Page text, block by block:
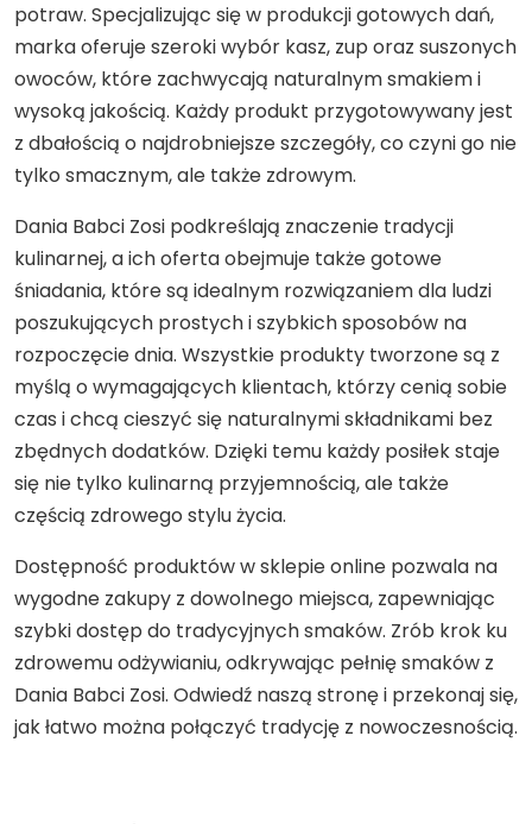
potraw. Specjalizując się w produkcji gotowych dań,
marka oferuje szeroki wybór kasz, zup oraz suszonych
owoców, które zachwycają naturalnym smakiem i
wysoką jakością. Każdy produkt przygotowywany jest
z dbałością o najdrobniejsze szczegóły, co czyni go nie
tylko smacznym, ale także zdrowym.
Dania Babci Zosi podkreślają znaczenie tradycji
kulinarnej, a ich oferta obejmuje także gotowe
śniadania, które są idealnym rozwiązaniem dla ludzi
poszukujących prostych i szybkich sposobów na
rozpoczęcie dnia. Wszystkie produkty tworzone są z
myślą o wymagających klientach, którzy cenią sobie
czas i chcą cieszyć się naturalnymi składnikami bez
zbędnych dodatków. Dzięki temu każdy posiłek staje
się nie tylko kulinarną przyjemnością, ale także
częścią zdrowego stylu życia.
Dostępność produktów w sklepie online pozwala na
wygodne zakupy z dowolnego miejsca, zapewniając
szybki dostęp do tradycyjnych smaków. Zrób krok ku
zdrowemu odżywianiu, odkrywając pełnię smaków z
Dania Babci Zosi. Odwiedź naszą stronę i przekonaj się,
jak łatwo można połączyć tradycję z nowoczesnością.